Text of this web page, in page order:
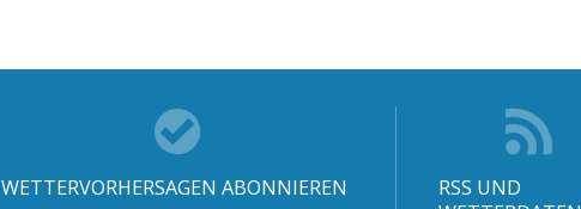
WETTERVORHERSAGEN ABONNIEREN
RSS UND